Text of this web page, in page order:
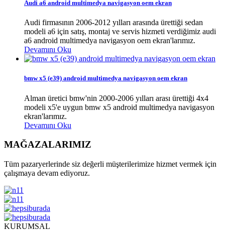
Audi a6 android multimedya navigasyon oem ekran
Audi firmasının 2006-2012 yılları arasında ürettiği sedan
modeli a6 için satış, montaj ve servis hizmeti verdiğimiz audi
a6 android multimedya navigasyon oem ekran'larımız.
Devamını Oku
bmw x5 (e39) android multimedya navigasyon oem ekran
Alman üretici bmw'nin 2000-2006 yılları arası ürettiği 4x4
modeli x5'e uygun bmw x5 android multimedya navigasyon
ekran'larımız.
Devamını Oku
MAĞAZALARIMIZ
Tüm pazaryerlerinde siz değerli müşterilerimize hizmet vermek için
çalışmaya devam ediyoruz.
KURUMSAL